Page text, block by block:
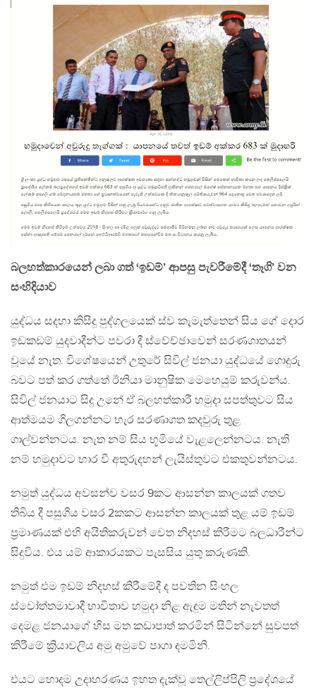
බලහත්කාරයෙන් ලබා ගත් ‘ඉඩම්’ ආපසු පැවරීමේදී ‘තෑගි’ වන
සංහිදියාව
යුද්ධය සදහා කිසිදු පුද්ගලයෙක් ස්ව කැමැත්තෙන් සිය ගේ දොර
ඉඩකඩම් යුදවාදීන්ට පවරා දී ස්වේච්ඡාවෙන් සරණගාතයන්
වූයේ නැත. විශේෂයෙන් උතුරේ සිවිල් ජනයා යුද්ධයේ ගොදුරු
බවට පත් කර ගත්තේ ඊනියා මානුෂික මෙහෙයුම් කරුවන්ය.
සිවිල් ජනයාට සිදු උනේ ඒ බලහත්කාරී හමුදා සපත්තුවට සිය
ආත්මයම ගිලගන්නට හැර සරණාගත කදවුරු තුළ
ගාල්වන්නටය. නැත නම් සිය භූමියේ වැළලෙන්නටය. නැති
නම් හමුදාවට භාර වී අතුරුදහන් ලැයිස්තුවට එකතුවන්නටය.
නමුත් යුද්ධය අවසන්ව වසර 9කට ආසන්න කාලයක් ගතව
තිබිය දී පසුගිය වසර 2කකට ආසන්න කාලයක් තුළ යම් ඉඩම්
ප්‍රමාණයක් එහි අයිතිකරුවන් වෙත නිදහස් කිරීමට බලධාරීන්ට
සිදුවිය. එය යම් ආකාරයකට පැසසිය යුතු කරුණකි.
නමුත් එම ඉඩම් නිදහස් කිරීමේදී ද පවතින සිංහල
ස්වෝත්තමාවාදී භාවිතාව හමුදා නිළ ඇදුම මතින් නැවතත්
දෙමළ ජනයාගේ හිස මත කඩාපාත් කරමින් සිටින්නේ සුවපත්
කිරීමේ ක්‍රියාවලිය අමු අමුවේ පාගා දමමිනි.
එයට හොදම උදාහරණය ඉහත දැක්වූ තෙල්ලිප්පිලි ප්‍රදේශයේ